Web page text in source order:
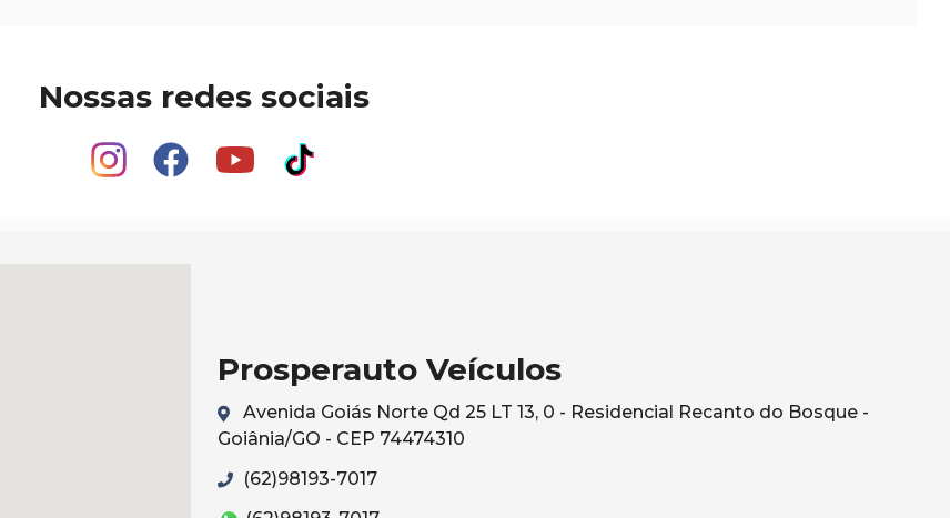
Nossas redes sociais
Prosperauto Veículos
Avenida Goiás Norte Qd 25 LT 13, 0 - Residencial Recanto do Bosque -
Goiânia/GO - CEP 74474310
(62)98193-7017